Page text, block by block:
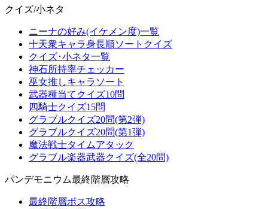
クイズ/小ネタ
ニーナの好み(イケメン度)一覧
十天衆キャラ身長順ソートクイズ
クイズ･小ネタ一覧
神石所持率チェッカー
巫女推しキャラソート
武器種当てクイズ10問
四騎士クイズ15問
グラブルクイズ20問(第2弾)
グラブルクイズ20問(第1弾)
魔法戦士タイムアタック
グラブル楽器武器クイズ(全20問)
パンデモニウム最終階層攻略
最終階層ボス攻略